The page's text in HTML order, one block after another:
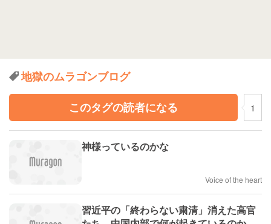
地獄のムラゴンブログ
このタグの読者になる
1
神様っているのかな
Voice of the heart
習近平の「終わらない粛清」消えた高官